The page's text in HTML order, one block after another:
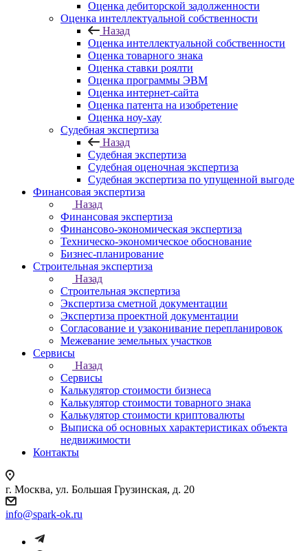
Оценка дебиторской задолженности
Оценка интеллектуальной собственности
Назад
Оценка интеллектуальной собственности
Оценка товарного знака
Оценка ставки роялти
Оценка программы ЭВМ
Оценка интернет-сайта
Оценка патента на изобретение
Оценка ноу-хау
Судебная экспертиза
Назад
Судебная экспертиза
Судебная оценочная экспертиза
Судебная экспертиза по упущенной выгоде
Финансовая экспертиза
Назад
Финансовая экспертиза
Финансово-экономическая экспертиза
Техническо-экономическое обоснование
Бизнес-планирование
Строительная экспертиза
Назад
Строительная экспертиза
Экспертиза сметной документации
Экспертиза проектной документации
Согласование и узаконивание перепланировок
Межевание земельных участков
Сервисы
Назад
Сервисы
Калькулятор стоимости бизнеса
Калькулятор стоимости товарного знака
Калькулятор стоимости криптовалюты
Выписка об основных характеристиках объекта
недвижимости
Контакты
г. Москва, ул. Большая Грузинская, д. 20
info@spark-ok.ru